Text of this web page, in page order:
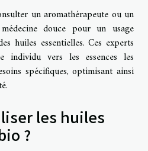
un aromathérapeute ou un
douce pour un usage
huiles essentielles. Ces experts
individu vers les essences les
spécifiques, optimisant ainsi
les huiles
?